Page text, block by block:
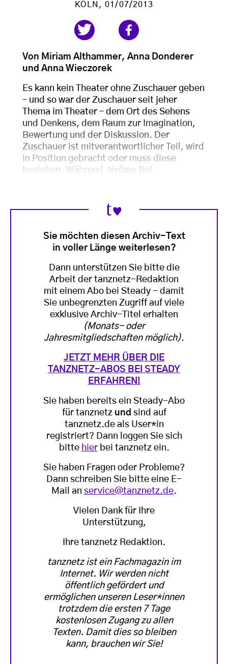
KÖLN , 01/07/2013
Von Miriam Althammer, Anna Donderer
und Anna Wieczorek
Es kann kein Theater ohne Zuschauer geben
– und so war der Zuschauer seit jeher
Thema im Theater – dem Ort des Sehens
und Denkens, dem Raum zur Imagination,
Bewertung und der Diskussion. Der
Zuschauer ist mitverantwortlicher Teil, wird
in Position gebracht oder muss diese
beziehen. Während Jérôme Bel
Sie möchten diesen Archiv-Text
in voller Länge weiterlesen?
Dann unterstützen Sie bitte die
Arbeit der tanznetz-Redaktion
mit einem Abo bei Steady - damit
Sie unbegrenzten Zugriff auf viele
exklusive Archiv-Titel erhalten
(Monats- oder
Jahresmitgliedschaften möglich).
JETZT MEHR ÜBER DIE
TANZNETZ-ABOS BEI STEADY
ERFAHREN!
Sie haben bereits ein Steady-Abo
für tanznetz und sind auf
tanznetz.de als User*in
registriert? Dann loggen Sie sich
bitte hierbei tanznetz ein.
Sie haben Fragen oder Probleme?
Dann schreiben Sie bitte eine E-
Mail an service@tanznetz.de.
Vielen Dank für Ihre
Unterstützung,
Ihre tanznetz Redaktion.
tanznetz ist ein Fachmagazin im
Internet. Wir werden nicht
öffentlich gefördert und
ermöglichen unseren Leser*innen
trotzdem die ersten 7 Tage
kostenlosen Zugang zu allen
Texten. Damit dies so bleiben
kann, brauchen wir Sie!